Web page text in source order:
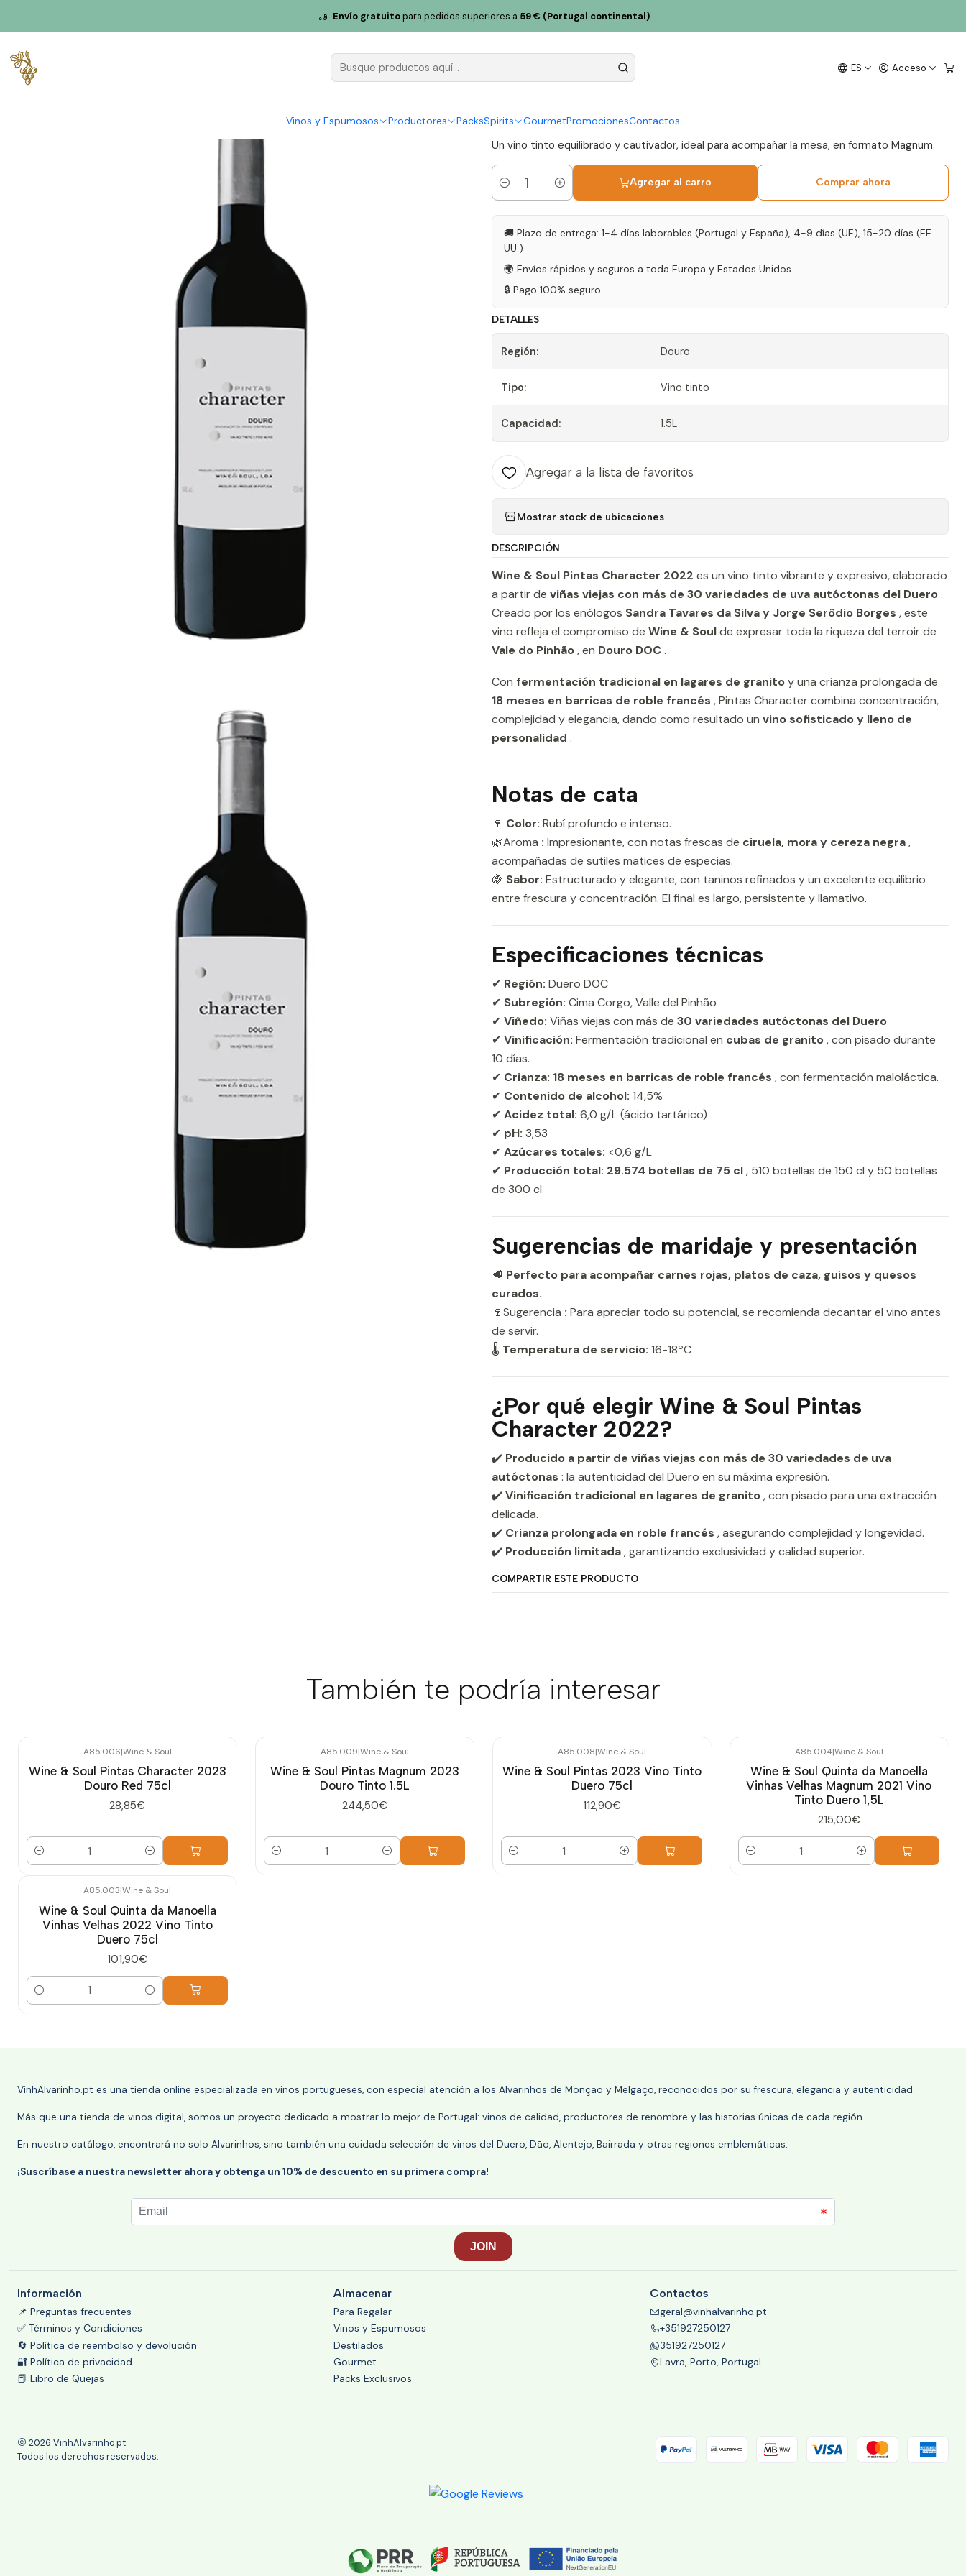
ES Acceso
Vinos y Espumosos Productores PacksSpirits GourmetPromocionesContactos
Envío gratuitopara pedidos superiores a 59 € (Portugal continental)
Wine & Soul – Tradición e Innovación en la Esencia del Duero Wine & Soul Pintas Carácter Magnum 2023 Douro Tinto 1.5L
Wine & Soul Pintas Carácter
|
Un vino tinto equilibrado y cautivador, ideal para acompañar la mesa, en formato Magnum.
Cantidad
Agregar al carro Comprar ahora
🚚 Plazo de entrega: 1-4 días laborables (Portugal y España), 4-9 días (UE), 15-20 días (EE.
UU.)
🌍 Envíos rápidos y seguros a toda Europa y Estados Unidos.
🔒 Pago 100% seguro
DETALLES
Región: Douro
Tipo: Vino tinto
Capacidad: 1.5L
Agregar a la lista de favoritos
Mostrar stock de ubicaciones
DESCRIPCIÓN
Wine & Soul Pintas Character 2022 es un vino tinto vibrante y expresivo, elaborado
a partir de viñas viejas con más de 30 variedades de uva autóctonas del Duero.
Creado por los enólogos Sandra Tavares da Silva y Jorge Serôdio Borges , este
vino refleja el compromiso de Wine & Soulde expresar toda la riqueza del terroir de
Vale do Pinhão, en Douro DOC.
Con fermentación tradicional en lagares de granitoy una crianza prolongada de
18 meses en barricas de roble francés , Pintas Character combina concentración,
complejidad y elegancia, dando como resultado un vino sofisticado y lleno de
personalidad .
Notas de cata
🍷 Color: Rubí profundo e intenso.
🌿Aroma : Impresionante, con notas frescas de ciruela, mora y cereza negra,
acompañadas de sutiles matices de especias.
🍇 Sabor: Estructurado y elegante, con taninos refinados y un excelente equilibrio
entre frescura y concentración. El final es largo, persistente y llamativo.
Especificaciones técnicas
✔ Región: Duero DOC
✔ Subregión: Cima Corgo, Valle del Pinhão
✔ Viñedo: Viñas viejas con más de 30 variedades autóctonas del Duero
✔ Vinificación: Fermentación tradicional en cubas de granito, con pisado durante
10 días.
✔ Crianza: 18 meses en barricas de roble francés , con fermentación maloláctica.
✔ Contenido de alcohol: 14,5%
✔ Acidez total: 6,0 g/L (ácido tartárico)
✔ pH: 3,53
✔ Azúcares totales: <0,6 g/L
✔ Producción total: 29.574 botellas de 75 cl, 510 botellas de 150 cl y 50 botellas
de 300 cl
Sugerencias de maridaje y presentación
🥩 Perfecto para acompañar carnes rojas, platos de caza, guisos y quesos
curados.
🍷Sugerencia : Para apreciar todo su potencial, se recomienda decantar el vino antes
de servir.
🌡 Temperatura de servicio: 16-18ºC
¿Por qué elegir Wine & Soul Pintas
Character 2022?
✔️ Producido a partir de viñas viejas con más de 30 variedades de uva
autóctonas : la autenticidad del Duero en su máxima expresión.
✔️ Vinificación tradicional en lagares de granito, con pisado para una extracción
delicada.
✔️ Crianza prolongada en roble francés , asegurando complejidad y longevidad.
✔️ Producción limitada, garantizando exclusividad y calidad superior.
COMPARTIR ESTE PRODUCTO
También te podría interesar
A85.006|Wine & Soul
Wine & Soul Pintas Character 2023
Douro Red 75cl
28,85€
Cantidad
A85.009|Wine & Soul
Wine & Soul Pintas Magnum 2023
Douro Tinto 1.5L
244,50€
Cantidad
A85.008|Wine & Soul
Wine & Soul Pintas 2023 Vino Tinto
Duero 75cl
112,90€
Cantidad
A85.004|Wine & Soul
Wine & Soul Quinta da Manoella
Vinhas Velhas Magnum 2021 Vino
Tinto Duero 1,5L
215,00€
Cantidad
A85.003|Wine & Soul
Wine & Soul Quinta da Manoella
Vinhas Velhas 2022 Vino Tinto
Duero 75cl
101,90€
Cantidad
VinhAlvarinho.pt es una tienda online especializada en vinos portugueses, con especial atención a los Alvarinhos de Monção y Melgaço, reconocidos por su frescura, elegancia y autenticidad.
Más que una tienda de vinos digital, somos un proyecto dedicado a mostrar lo mejor de Portugal: vinos de calidad, productores de renombre y las historias únicas de cada región.
En nuestro catálogo, encontrará no solo Alvarinhos, sino también una cuidada selección de vinos del Duero, Dão, Alentejo, Bairrada y otras regiones emblemáticas.
¡Suscríbase a nuestra newsletter ahora y obtenga un 10% de descuento en su primera compra!
Información
📌 Preguntas frecuentes
✅ Términos y Condiciones
🔄 Política de reembolso y devolución
🔐 Política de privacidad
📕 Libro de Quejas
Almacenar
Para Regalar
Vinos y Espumosos
Destilados
Gourmet
Packs Exclusivos
Contactos
geral@vinhalvarinho.pt
+351927250127
351927250127
Lavra, Porto, Portugal
2026 VinhAlvarinho.pt.
Todos los derechos reservados.